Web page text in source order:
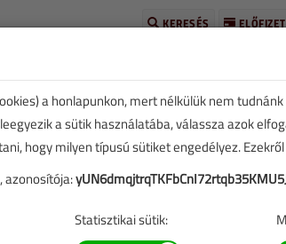
KERESÉS
TARTALOM
Ez a
a honlapunkon, mert nélkülük nem
a sütik használatába, válassza azok
hogy milyen típusú sütiket engedélyez.
, azonosítója:
Statisztikai sütik: